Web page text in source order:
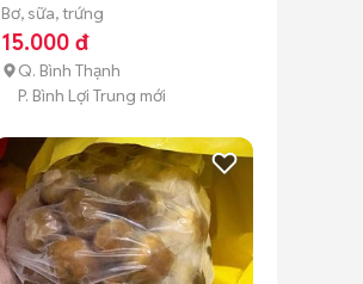
Bơ, sữa, trứng
15.000 đ
Q. Bình Thạnh
P. Bình Lợi Trung mới